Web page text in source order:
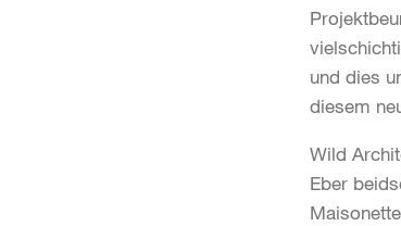
und dies
diesem
Wild
Eber